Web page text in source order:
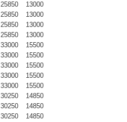
25850
13000
25850
13000
25850
13000
25850
13000
33000
15500
33000
15500
33000
15500
33000
15500
33000
15500
30250
14850
30250
14850
30250
14850